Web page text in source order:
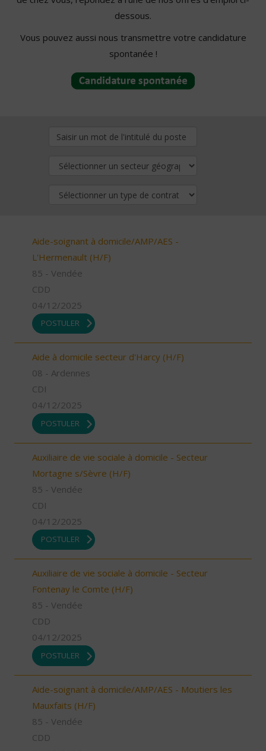
dessous.
Vous pouvez aussi nous transmettre votre candidature
spontanée !
Aide-soignant à domicile/AMP/AES -
L'Hermenault (H/F)
85 - Vendée
CDD
04/12/2025
POSTULER
Aide à domicile secteur d'Harcy (H/F)
08 - Ardennes
CDI
04/12/2025
POSTULER
Auxiliaire de vie sociale à domicile - Secteur
Mortagne s/Sèvre (H/F)
85 - Vendée
CDI
04/12/2025
POSTULER
Auxiliaire de vie sociale à domicile - Secteur
Fontenay le Comte (H/F)
85 - Vendée
CDD
04/12/2025
POSTULER
Aide-soignant à domicile/AMP/AES - Moutiers les
Mauxfaits (H/F)
85 - Vendée
CDD